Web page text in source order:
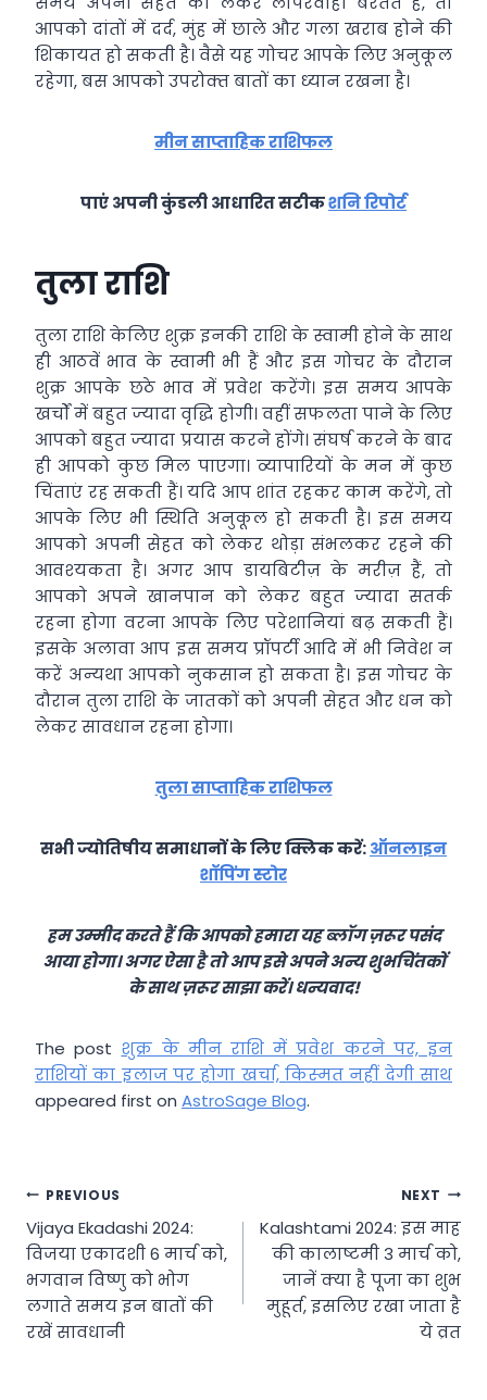
आपको दांतों में दर्द, मुंह में छाले और गला खराब होने की
शिकायत हो सकती है। वैसे यह गोचर आपके लिए अनुकूल
रहेगा, बस आपको उपरोक्‍त बातों का ध्‍यान रखना है।
मीन साप्ताहिक राशिफल
पाएं अपनी कुंडली आधारित सटीकशनि रिपोर्ट
तुला राशि
तुला राशि केलिए शुक्र इनकी राशि के स्वामी होने के साथ
ही आठवें भाव के स्वामी भी हैं और इस गोचर के दौरान
शुक्र आपके छठे भाव में प्रवेश करेंगे। इस समय आपके
खर्चों में बहुत ज्‍यादा वृद्धि होगी। वहीं सफलता पाने के लिए
आपको बहुत ज्‍यादा प्रयास करने होंगे। संघर्ष करने के बाद
ही आपको कुछ मिल पाएगा। व्‍यापारियों के मन में कुछ
चिंताएं रह सकती हैं। यदि आप शांत रहकर काम करेंगे, तो
आपके लिए भी स्थिति अनुकूल हो सकती है। इस समय
आपको अपनी सेहत को लेकर थोड़ा संभलकर रहने की
आवश्‍यकता है। अगर आप डायबिटीज़ के मरीज़ हैं, तो
आपको अपने खानपान को लेकर बहुत ज्‍यादा सतर्क
रहना होगा वरना आपके लिए परेशानियां बढ़ सकती हैं।
इसके अलावा आप इस समय प्रॉपर्टी आदि में भी निवेश न
करें अन्‍यथा आपको नुकसान हो सकता है। इस गोचर के
दौरान तुला रा‍शि के जातकों को अपनी सेहत और धन को
लेकर सावधान रहना होगा।
तुला साप्ताहिक राशिफल
सभी ज्योतिषीय समाधानों के लिए क्लिक करें:ऑनलाइन
शॉपिंग स्टोर
हम उम्मीद करते हैं कि आपको हमारा यह ब्लॉग ज़रूर पसंद
आया होगा। अगर ऐसा है तो आप इसे अपने अन्य शुभचिंतकों
के साथ ज़रूर साझा करें। धन्यवाद!
The post शुक्र के मीन राशि में प्रवेश करने पर, इन
राशियों का इलाज पर होगा खर्चा, किस्‍मत नहीं देगी साथ
appeared first on AstroSage Blog.
Post
navigation
PREVIOUS
Vijaya Ekadashi 2024:
विजया एकादशी 6 मार्च को,
भगवान विष्णु को भोग
लगाते समय इन बातों की
रखें सावधानी
NEXT
Kalashtami 2024: इस माह
की कालाष्टमी 3 मार्च को,
जानें क्या है पूजा का शुभ
मुहूर्त, इसलिए रखा जाता है
ये व्रत